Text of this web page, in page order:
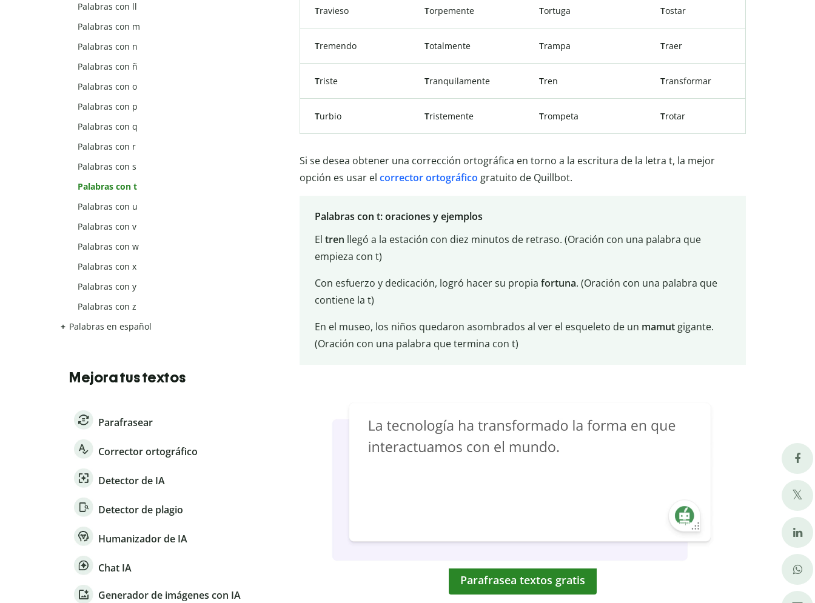
Travieso Torpemente Tortuga Tostar
Tremendo Totalmente Trampa Traer
Triste Tranquilamente Tren Transformar
Turbio Tristemente Trompeta Trotar
Si se desea obtener una corrección ortográfica en torno a la escritura de la letra t, la mejor
opción es usar el corrector ortográfico gratuito de Quillbot.
Palabras con t: oraciones y ejemplos
El tren llegó a la estación con diez minutos de retraso. (Oración con una palabra que
empieza con t)
Con esfuerzo y dedicación, logró hacer su propia fortuna. (Oración con una palabra que
contiene la t)
En el museo, los niños quedaron asombrados al ver el esqueleto de un mamutgigante.
(Oración con una palabra que termina con t)
Parafrasea textos gratis
Palabras con ll
Palabras con m
Palabras con n
Palabras con ñ
Palabras con o
Palabras con p
Palabras con q
Palabras con r
Palabras con s
Palabras con t
Palabras con u
Palabras con v
Palabras con w
Palabras con x
Palabras con y
Palabras con z
Palabras en español
Mejora tus textos
Parafrasear
Corrector ortográfico
Detector de IA
Detector de plagio
Humanizador de IA
Chat IA
Generador de imágenes con IA